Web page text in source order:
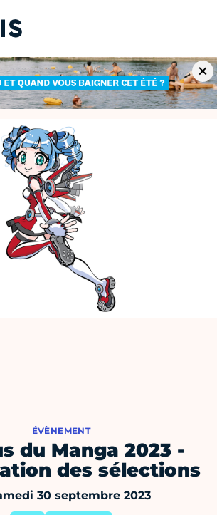
ÉVÈNEMENT
du Manga 2023 -
des sélections
30 septembre 2023